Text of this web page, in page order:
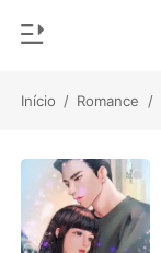
Início / Romance /
Loja
Histórico
Gênero
Moderno